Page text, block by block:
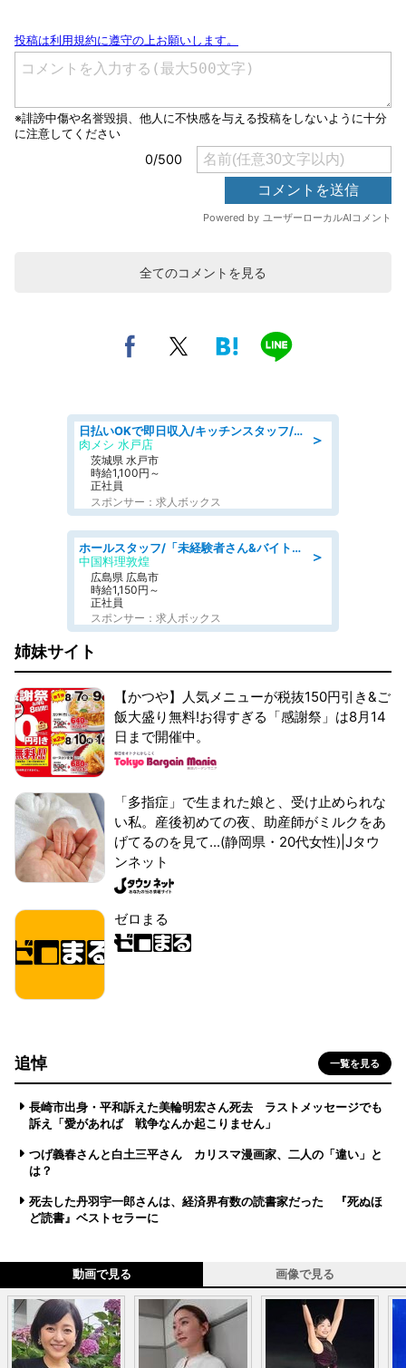
全てのコメントを見る
＞
日払いOKで即日収入/キッチンスタッフ/「原付免許必須」デリバリー業務など、自己成長可能な幅広い仕事に挑戦!髪型自由&ピアス・ネイルOK/茨城県/水戸市
肉メシ 水戸店
茨城県 水戸市
時給1,100円～
正社員
スポンサー：求人ボックス
＞
ホールスタッフ/「未経験者さん&バイトデビューも大歓迎」残業ほぼなし×1日3時間〜勤務OK!フォロー体制も充実/広島県/広島市南区
中国料理敦煌
広島県 広島市
時給1,150円～
正社員
スポンサー：求人ボックス
姉妹サイト
【かつや】人気メニューが税抜150円引き&ご
飯大盛り無料!お得すぎる「感謝祭」は8月14
日まで開催中。
「多指症」で生まれた娘と、受け止められな
い私。産後初めての夜、助産師がミルクをあ
げてるのを見て...(静岡県・20代女性)|Jタウ
ンネット
ゼロまる
追悼 一覧を見る
長崎市出身・平和訴えた美輪明宏さん死去 ラストメッセージでも
訴え「愛があれば 戦争なんか起こりません」
つげ義春さんと白土三平さん カリスマ漫画家、二人の「違い」と
は？
死去した丹羽宇一郎さんは、経済界有数の読書家だった 『死ぬほ
ど読書』ベストセラーに
動画で見る 画像で見る